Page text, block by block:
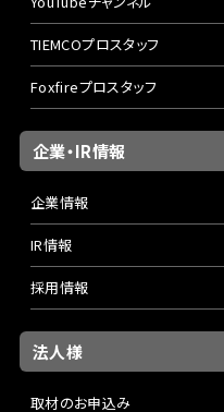
TIEMCOプロスタッフ
Foxfireプロスタッフ
企業・IR情報
企業情報
IR情報
採用情報
法人様
取材のお申込み